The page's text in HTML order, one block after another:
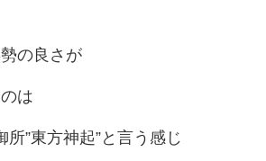
の良さが
は
”東方神起”と言う感じ